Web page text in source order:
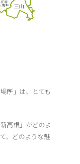
所」は、とても
高根」がどのよ
、どのような魅